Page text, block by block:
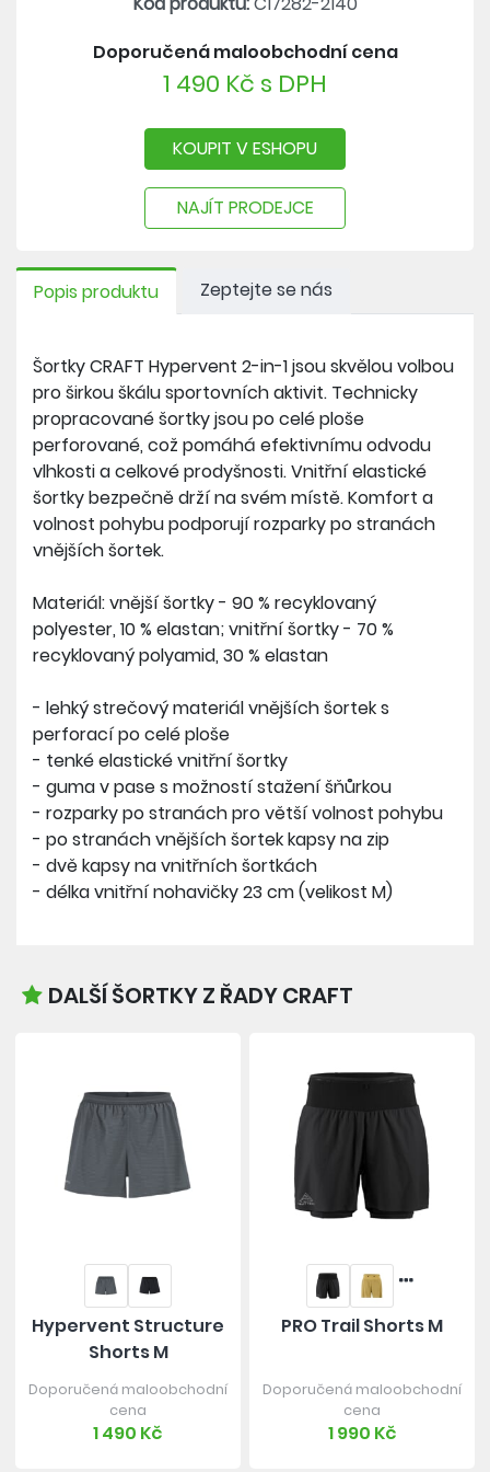
Doporučená maloobchodní cena
1 490 Kč s DPH
KOUPIT V ESHOPU
NAJÍT PRODEJCE
Popis produktu Zeptejte se nás
Šortky CRAFT Hypervent 2-in-1 jsou skvělou volbou
pro širkou škálu sportovních aktivit. Technicky
propracované šortky jsou po celé ploše
perforované, což pomáhá efektivnímu odvodu
vlhkosti a celkové prodyšnosti. Vnitřní elastické
šortky bezpečně drží na svém místě. Komfort a
volnost pohybu podporují rozparky po stranách
vnějších šortek.
Materiál: vnější šortky - 90 % recyklovaný
polyester, 10 % elastan; vnitřní šortky - 70 %
recyklovaný polyamid, 30 % elastan
- lehký strečový materiál vnějších šortek s
perforací po celé ploše
- tenké elastické vnitřní šortky
- guma v pase s možností stažení šňůrkou
- rozparky po stranách pro větší volnost pohybu
- po stranách vnějších šortek kapsy na zip
- dvě kapsy na vnitřních šortkách
- délka vnitřní nohavičky 23 cm (velikost M)
DALŠÍ ŠORTKY Z ŘADY CRAFT
Hypervent Structure
Shorts M
Doporučená maloobchodní
cena
1 490 Kč
PRO Trail Shorts M
Doporučená maloobchodní
cena
1 990 Kč